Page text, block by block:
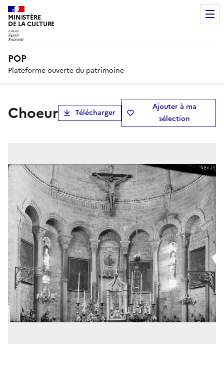
MINISTÈRE
DE LA CULTURE
POP
Plateforme ouverte du patrimoine
Choeur Télécharger
Ajouter à ma
sélection